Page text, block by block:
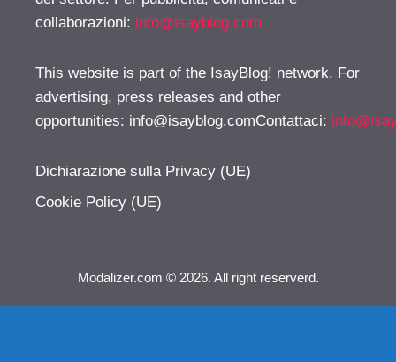
collaborazioni: info@isayblog.com
This website is part of the IsayBlog! network. For
advertising, press releases and other
opportunities: info@isayblog.comContattaci:
Dichiarazione sulla Privacy (UE)
Cookie Policy (UE)
Modalizer.com © 2026. All right reserverd.